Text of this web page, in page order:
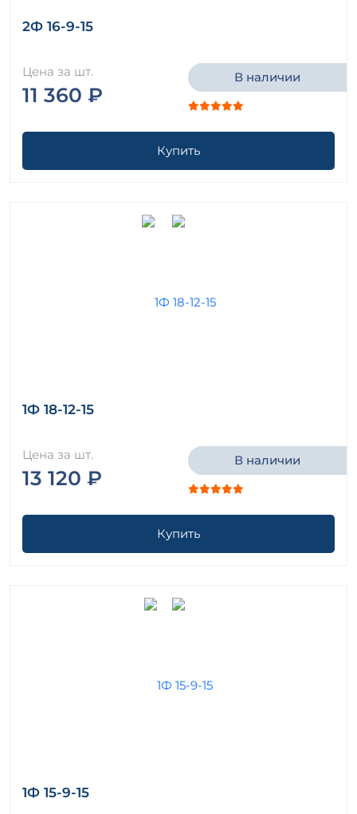
2Ф 16-9-15
Цена за шт.
11 360 ₽
В наличии
Купить
1Ф 18-12-15
Цена за шт.
13 120 ₽
В наличии
Купить
1Ф 15-9-15